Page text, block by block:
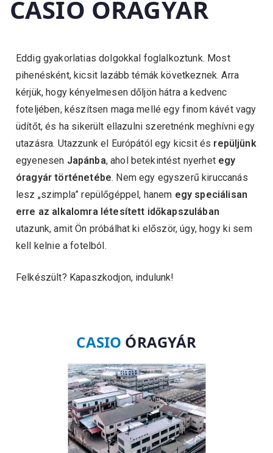
CASIO ÓRAGYÁR
Eddig gyakorlatias dolgokkal foglalkoztunk. Most
pihenésként, kicsit lazább témák következnek. Arra
kérjük, hogy kényelmesen dőljön hátra a kedvenc
foteljében, készítsen maga mellé egy finom kávét vagy
üdítőt, és ha sikerült ellazulni szeretnénk meghívni egy
utazásra. Utazzunk el Európától egy kicsit és repüljünk
egyenesen Japánba, ahol betekintést nyerhet egy
óragyár történetébe. Nem egy egyszerű kiruccanás
lesz „szimpla” repülőgéppel, hanem egy speciálisan
erre az alkalomra létesített időkapszulában
utazunk, amit Ön próbálhat ki először, úgy, hogy ki sem
kell kelnie a fotelból.
Felkészült? Kapaszkodjon, indulunk!
CASIO ÓRAGYÁR